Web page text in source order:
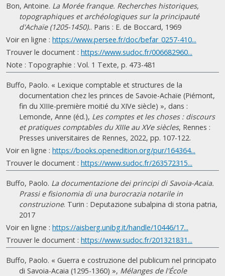
Bon, Antoine. La Morée franque. Recherches historiques,
topographiques et archéologiques sur la principauté
d'Achaïe (1205-1450).. Paris : E. de Boccard, 1969
Voir en ligne : https://www.persee.fr/doc/befar_0257-410...
Trouver le document : https://www.sudoc.fr/006682960...
Note : Topographie : Vol. 1 Texte, p. 473-481
Buffo, Paolo. « Lexique comptable et structures de la
documentation chez les princes de Savoie-Achaïe (Piémont,
fin du XIIIe-première moitié du XIVe siècle) », dans :
Lemonde, Anne (éd.), Les comptes et les choses : discours
et pratiques comptables du XIIIe au XVe siècles, Rennes :
Presses universitaires de Rennes, 2022, pp. 107-122.
Voir en ligne : https://books.openedition.org/pur/164364...
Trouver le document : https://www.sudoc.fr/263572315...
Buffo, Paolo. La documentazione dei principi di Savoia-Acaia.
Prassi e fisionomia di una burocrazia notarile in
construzione. Turin : Deputazione subalpina di storia patria,
2017
Voir en ligne : https://aisberg.unibg.it/handle/10446/17...
Trouver le document : https://www.sudoc.fr/201321831...
Buffo, Paolo. « Guerra e costruzione del publicum nel principato
di Savoia-Acaia (1295-1360) », Mélanges de l'École